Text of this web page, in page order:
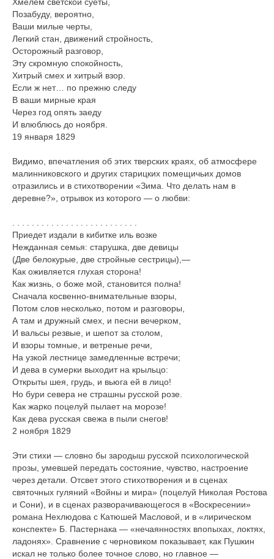
Позабуду, вероятно,
Ваши милые черты,
Легкий стан, движений стройность,
Осторожный разговор,
Эту скромную спокойность,
Хитрый смех и хитрый взор.
Если ж нет… по прежню следу
В ваши мирные края
Через год опять заеду
И влюблюсь до ноября.
19 января 1829
Видимо, впечатления об этих тверских краях, об атмосфере
малинниковского и других старицких помещичьих домов
отразились и в стихотворении «Зима. Что делать нам в
деревне?», отрывок из которого — о любви:
Приедет издали в кибитке иль возке
Нежданная семья: старушка, две девицы
(Две белокурые, две стройные сестрицы),—
Как оживляется глухая сторона!
Как жизнь, о боже мой, становится полна!
Сначала косвенно-внимательные взоры,
Потом слов несколько, потом и разговоры,
А там и дружный смех, и песни вечерком,
И вальсы резвые, и шепот за столом,
И взоры томные, и ветреные речи,
На узкой лестнице замедленные встречи;
И дева в сумерки выходит на крыльцо:
Открыты шея, грудь, и вьюга ей в лицо!
Но бури севера не страшны русской розе.
Как жарко поцелуй пылает на морозе!
Как дева русская свежа в пыли снегов!
2 ноября 1829
Эти стихи — словно бы зародыш русской психологической
прозы, умевшей передать состояние, чувство, настроение
через детали. Отсвет этого стихотворения и в сценах
святочных гуляний «Войны и мира» (поцелуй Николая Ростова
и Сони), и в сценах разворачивающегося в «Воскресении»
романа Нехлюдова с Катюшей Масловой, и в «лирическом
конспекте» Б. Пастернака — «нечаянностях впопыхах, локтях,
ладонях». Сравнение с черновиком показывает, как Пушкин
искал не только более точное слово, но главное —